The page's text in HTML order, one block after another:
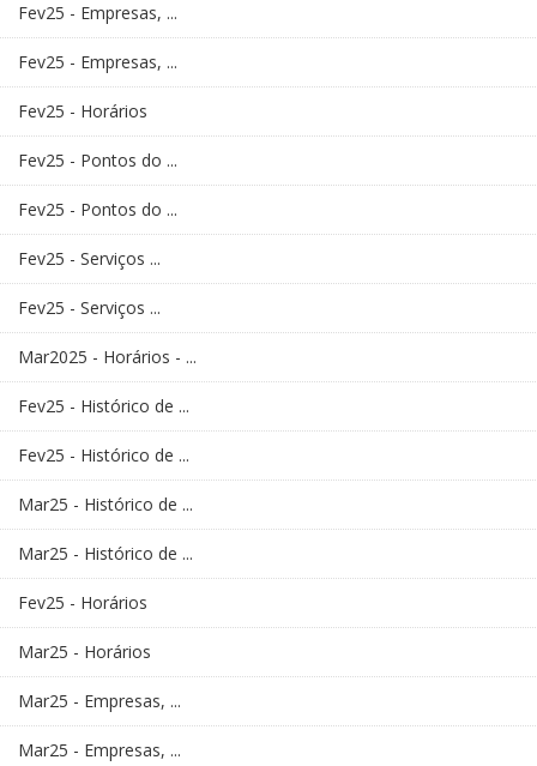
Fev25 - Empresas, ...
Fev25 - Empresas, ...
Fev25 - Horários
Fev25 - Pontos do ...
Fev25 - Pontos do ...
Fev25 - Serviços ...
Fev25 - Serviços ...
Mar2025 - Horários - ...
Fev25 - Histórico de ...
Fev25 - Histórico de ...
Mar25 - Histórico de ...
Mar25 - Histórico de ...
Fev25 - Horários
Mar25 - Horários
Mar25 - Empresas, ...
Mar25 - Empresas, ...